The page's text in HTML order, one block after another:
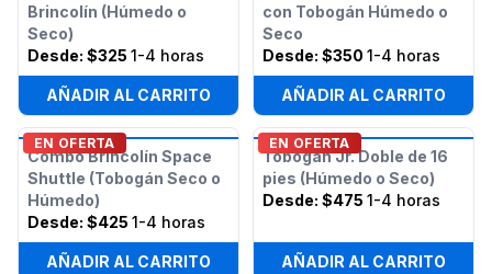
Brincolín (Húmedo o
Seco)
Desde: $325 1-4 horas
AÑADIR AL CARRITO
con Tobogán Húmedo o
Seco
Desde: $350 1-4 horas
AÑADIR AL CARRITO
EN OFERTA
Combo Brincolín Space
Shuttle (Tobogán Seco o
Húmedo)
Desde: $425 1-4 horas
AÑADIR AL CARRITO
EN OFERTA
Tobogán Jr. Doble de 16
pies (Húmedo o Seco)
Desde: $475 1-4 horas
AÑADIR AL CARRITO